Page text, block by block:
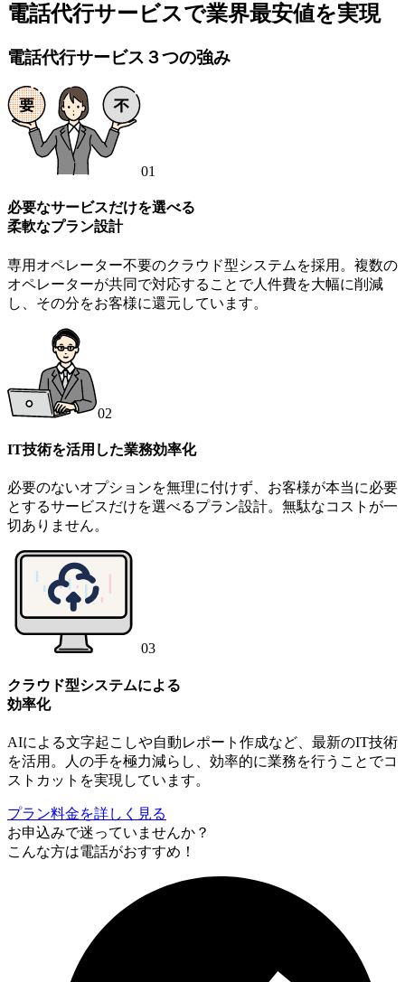
電話代行サービスで業界最安値を実現
電話代行サービス３つの強み
01
必要なサービスだけを選べる
柔軟なプラン設計
専用オペレーター不要のクラウド型システムを採用。複数の
オペレーターが共同で対応することで人件費を大幅に削減
し、その分をお客様に還元しています。
02
IT技術を活用した業務効率化
必要のないオプションを無理に付けず、お客様が本当に必要
とするサービスだけを選べるプラン設計。無駄なコストが一
切ありません。
03
クラウド型システムによる
効率化
AIによる文字起こしや自動レポート作成など、最新のIT技術
を活用。人の手を極力減らし、効率的に業務を行うことでコ
ストカットを実現しています。
プラン料金を詳しく見る
お申込みで迷っていませんか？
こんな方は電話がおすすめ！